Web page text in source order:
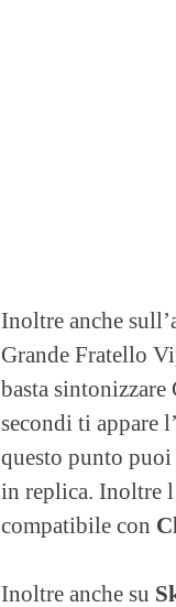
Inoltre anche
Grande Fratello
basta
secondi ti appare
questo punto
in replica. Inoltre
compatibile con
Inoltre anche su